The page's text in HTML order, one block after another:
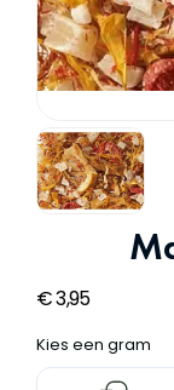
€3,95
Kies een gram